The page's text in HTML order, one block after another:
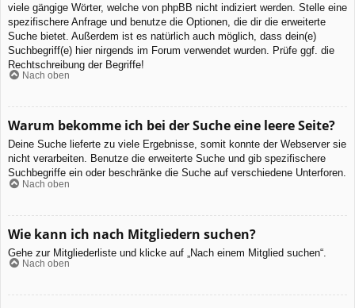
viele gängige Wörter, welche von phpBB nicht indiziert werden. Stelle eine
spezifischere Anfrage und benutze die Optionen, die dir die erweiterte
Suche bietet. Außerdem ist es natürlich auch möglich, dass dein(e)
Suchbegriff(e) hier nirgends im Forum verwendet wurden. Prüfe ggf. die
Rechtschreibung der Begriffe!
Nach oben
Warum bekomme ich bei der Suche eine leere Seite?
Deine Suche lieferte zu viele Ergebnisse, somit konnte der Webserver sie
nicht verarbeiten. Benutze die erweiterte Suche und gib spezifischere
Suchbegriffe ein oder beschränke die Suche auf verschiedene Unterforen.
Nach oben
Wie kann ich nach Mitgliedern suchen?
Gehe zur Mitgliederliste und klicke auf „Nach einem Mitglied suchen“.
Nach oben